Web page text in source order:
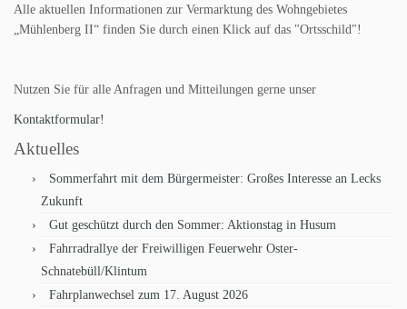
Alle aktuellen Informationen zur Vermarktung des Wohngebietes
„Mühlenberg II“ finden Sie durch einen Klick auf das "Ortsschild"!
Nutzen Sie für alle Anfragen und Mitteilungen gerne unser
Kontaktformular!
Aktuelles
Sommerfahrt mit dem Bürgermeister: Großes Interesse an Lecks
Zukunft
Gut geschützt durch den Sommer: Aktionstag in Husum
Fahrradrallye der Freiwilligen Feuerwehr Oster-
Schnatebüll/Klintum
Fahrplanwechsel zum 17. August 2026